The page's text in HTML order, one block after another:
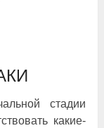
стадии
какие-